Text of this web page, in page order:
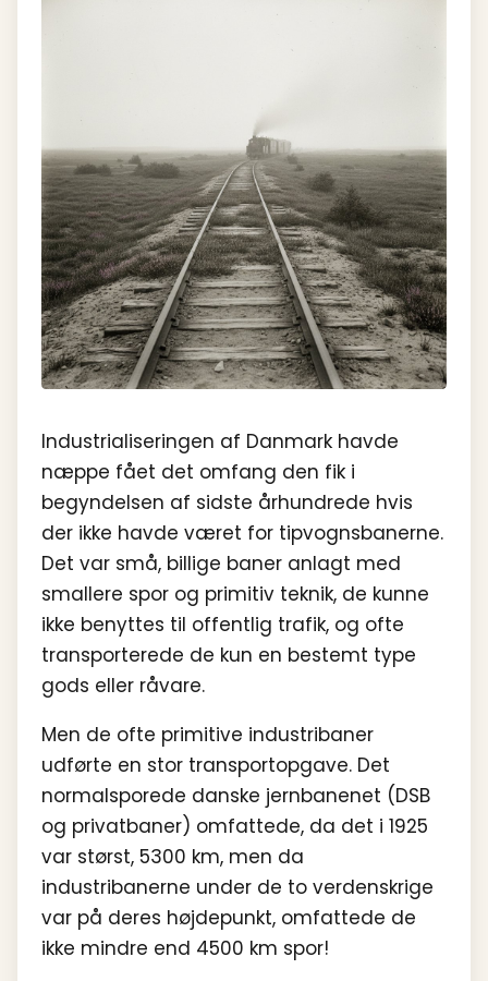
Industrialiseringen af Danmark havde
næppe fået det omfang den fik i
begyndelsen af sidste århundrede hvis
der ikke havde været for tipvognsbanerne.
Det var små, billige baner anlagt med
smallere spor og primitiv teknik, de kunne
ikke benyttes til offentlig trafik, og ofte
transporterede de kun en bestemt type
gods eller råvare.
Men de ofte primitive industribaner
udførte en stor transportopgave. Det
normalsporede danske jernbanenet (DSB
og privatbaner) omfattede, da det i 1925
var størst, 5300 km, men da
industribanerne under de to verdenskrige
var på deres højdepunkt, omfattede de
ikke mindre end 4500 km spor!